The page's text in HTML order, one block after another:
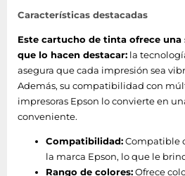
-
Premium
Premium
Características destacadas
Este cartucho de tinta ofrece una
que lo hacen destacar: la
asegura que cada impresión sea
Además, su compatibilidad con
impresoras Epson lo convierte en
conveniente.
Compatibilidad:Compatible
la marca Epson, lo que le
Rango de colores:Ofrece